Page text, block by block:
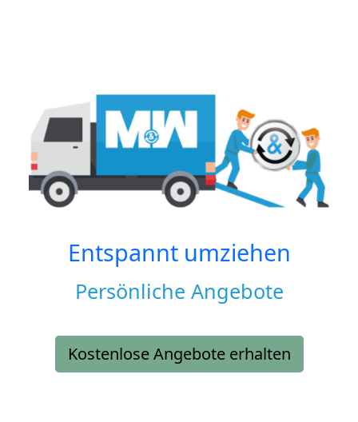
Entspannt umziehen
Persönliche Angebote
Kostenlose Angebote erhalten